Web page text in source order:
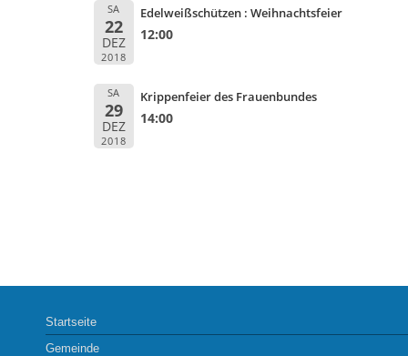
SA
22
DEZ
2018
Edelweißschützen : Weihnachtsfeier
12:00
SA
29
DEZ
2018
Krippenfeier des Frauenbundes
14:00
Startseite
Gemeinde